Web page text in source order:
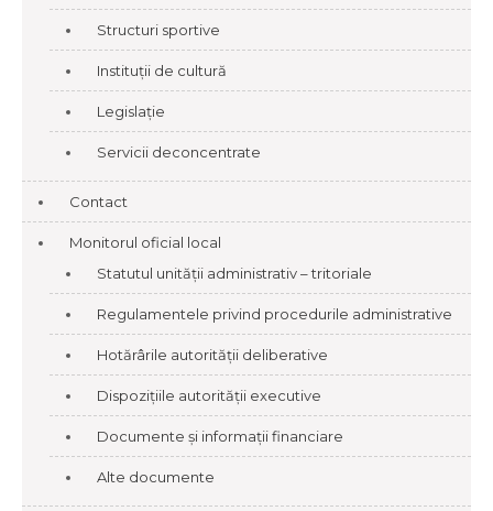
Structuri sportive
Instituții de cultură
Legislație
Servicii deconcentrate
Contact
Monitorul oficial local
Statutul unității administrativ – tritoriale
Regulamentele privind procedurile administrative
Hotărârile autorității deliberative
Dispozițiile autorității executive
Documente și informații financiare
Alte documente